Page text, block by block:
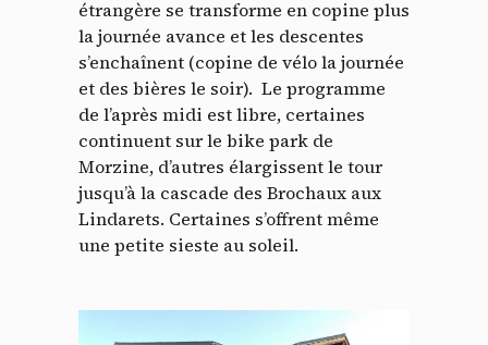
étrangère se transforme en copine plus
la journée avance et les descentes
s’enchaînent (copine de vélo la journée
et des bières le soir). Le programme
de l’après midi est libre, certaines
continuent sur le bike park de
Morzine, d’autres élargissent le tour
jusqu’à la cascade des Brochaux aux
Lindarets. Certaines s’offrent même
une petite sieste au soleil.